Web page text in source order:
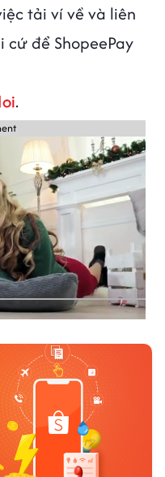
tải ví về và liên
để ShopeePay
.